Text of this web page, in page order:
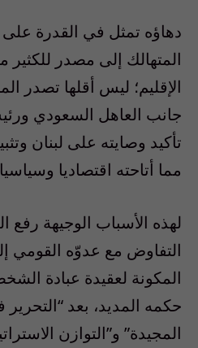
دهاؤه تمثل في القدرة
المتهالك إلى مصدر
الإقليم؛ ليس أقلها تصدر
جانب العاهل السعودي
تأكيد وصايته على لبنان
مما أتاحته اقتصاديا
لهذه الأسباب الوجيهة رفع
التفاوض مع عدوّه القومي
المكونة لعقيدة عبادة
حكمه المديد، بعد
المجيدة” و”التوازن